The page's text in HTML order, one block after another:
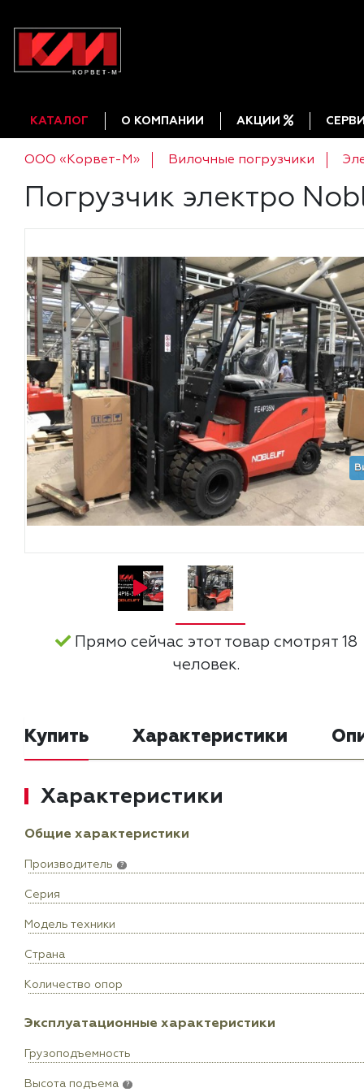
КАТАЛОГ О КОМПАНИИ АКЦИИ
ООО «Корвет-М» Вилочные погрузчики
Погрузчик электро
Прямо сейчас этот товар смотрят 18
человек.
Купить Характеристики
Характеристики
Общие характеристики
Производитель ?
Серия
Модель техники
Страна
Количество опор
Эксплуатационные характеристики
Грузоподъемность
Высота подъема ?